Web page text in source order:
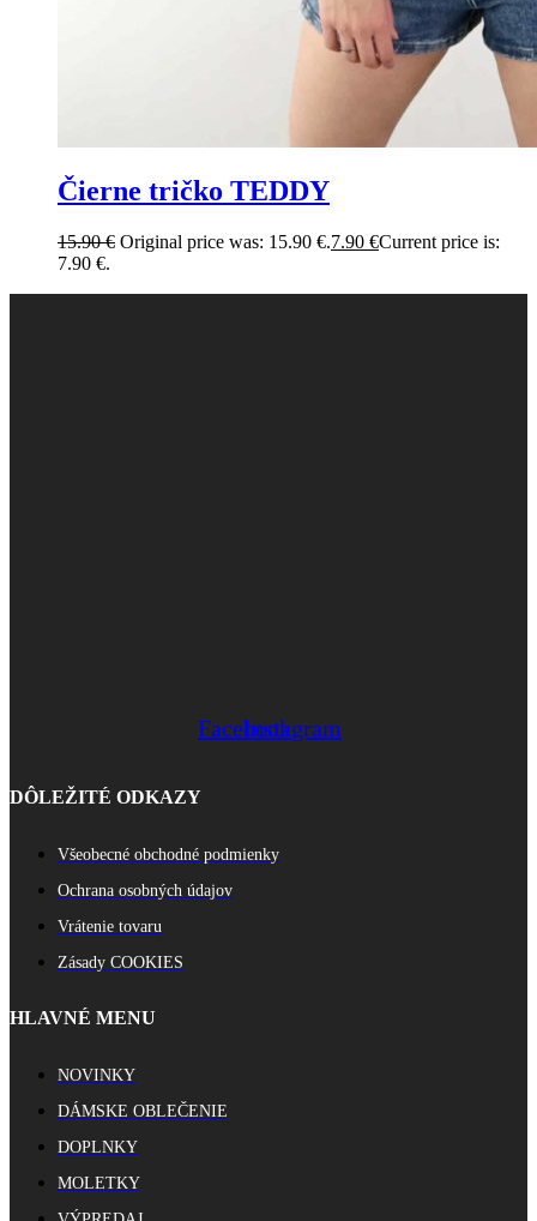
Čierne tričko TEDDY
15.90€ Original price was: 15.90 €.7.90 €Current price is:
7.90 €.
FacebookInstagram
DÔLEŽITÉ ODKAZY
Všeobecné obchodné podmienky
Ochrana osobných údajov
Vrátenie tovaru
Zásady COOKIES
HLAVNÉ MENU
NOVINKY
DÁMSKE OBLEČENIE
DOPLNKY
MOLETKY